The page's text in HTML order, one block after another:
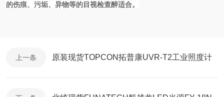
的伤痕、污垢、异物等的目视检查醉适合。
上一条 原装现货TOPCON拓普康UVR-T2工业照度计